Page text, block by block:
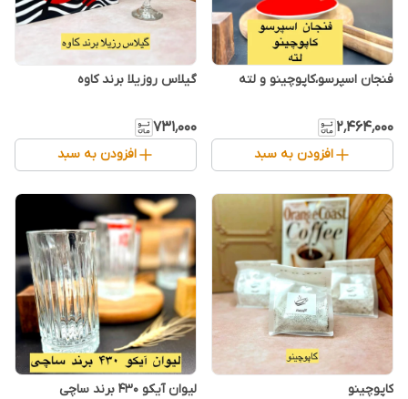
فنجان اسپرسو،کاپوچینو و لته
۲٬۴۶۴٬۰۰۰
افزودن به سبد
گیلاس روزیلا برند کاوه
۷۳۱٬۰۰۰
افزودن به سبد
کاپوچینو